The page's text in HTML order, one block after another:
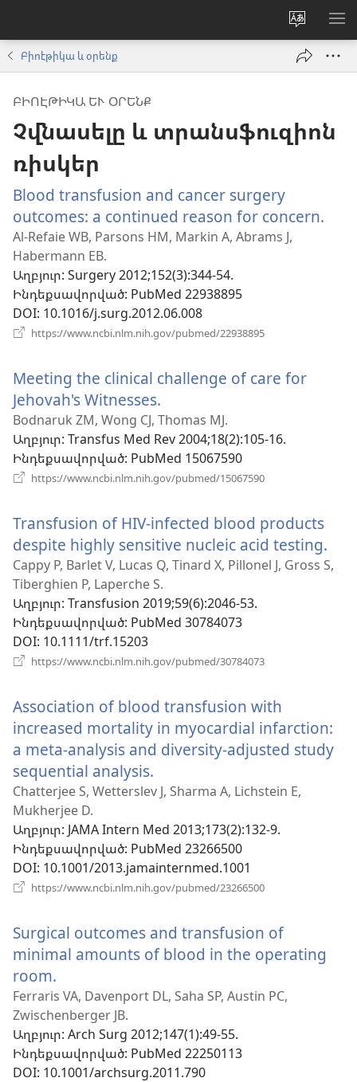
Փոխել
կայքի
լեզուն
Բիոէթիկա և օրենք
ԲԻՈԷԹԻԿԱ ԵՒ ՕՐԵՆՔ
Չվնասելը և տրանսֆուզիոն
ռիսկեր
Blood transfusion and cancer surgery
outcomes: a continued reason for concern.
Al-Refaie WB, Parsons HM, Markin A, Abrams J,
Habermann EB.
Աղբյուր‎: Surgery 2012;152(3):344-54.
Ինդեքսավորված‎: PubMed 22938895
DOI‎: 10.1016/j.surg.2012.06.008
https://www.ncbi.nlm.nih.gov/pubmed/22938895
պատուհան)
Meeting the clinical challenge of care for
Jehovah's Witnesses.
է
նոր
պատուհան)
Bodnaruk ZM, Wong CJ, Thomas MJ.
Աղբյուր‎: Transfus Med Rev 2004;18(2):105-16.
Ինդեքսավորված‎: PubMed 15067590
https://www.ncbi.nlm.nih.gov/pubmed/15067590
պատուհան)
Transfusion of HIV-infected blood products
despite highly sensitive nucleic acid testing.
է
Cappy P, Barlet V, Lucas Q, Tinard X, Pillonel J, Gross S,
Tiberghien P, Laperche S.
Աղբյուր‎: Transfusion 2019;59(6):2046-53.
Ինդեքսավորված‎: PubMed 30784073
DOI‎: 10.1111/trf.15203
https://www.ncbi.nlm.nih.gov/pubmed/30784073
պատուհան)
Association of blood transfusion with
increased mortality in myocardial infarction:
a meta-analysis and diversity-adjusted study
sequential analysis.
է
պատուհան)
Chatterjee S, Wetterslev J, Sharma A, Lichstein E,
Mukherjee D.
Աղբյուր‎: JAMA Intern Med 2013;173(2):132-9.
Ինդեքսավորված‎: PubMed 23266500
DOI‎: 10.1001/2013.jamainternmed.1001
https://www.ncbi.nlm.nih.gov/pubmed/23266500
պատուհան)
Surgical outcomes and transfusion of
minimal amounts of blood in the operating
room.
է
նոր
պատուհան)
Ferraris VA, Davenport DL, Saha SP, Austin PC,
Zwischenberger JB.
Աղբյուր‎: Arch Surg 2012;147(1):49-55.
Ինդեքսավորված‎: PubMed 22250113
DOI‎: 10.1001/archsurg.2011.790